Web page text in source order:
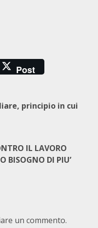
Post
principio in cui
IL LAVORO
BISOGNO DI PIU’
un commento.